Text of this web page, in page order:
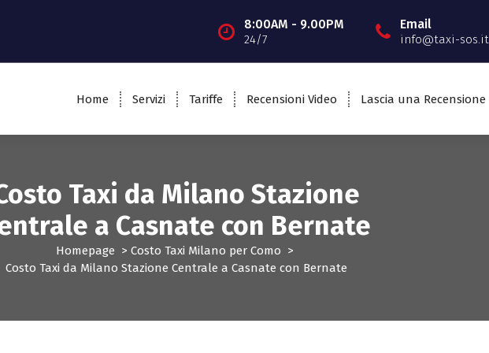
8:00AM - 9.00PM
24/7
Email
info@taxi-sos.it
Home Servizi Tariffe Recensioni Video Lascia una Recensione
Taxi da Milano Stazione
a Casnate con Bernate
Homepage > Costo Taxi Milano per Como >
Costo Taxi da Milano Stazione Centrale a Casnate con Bernate